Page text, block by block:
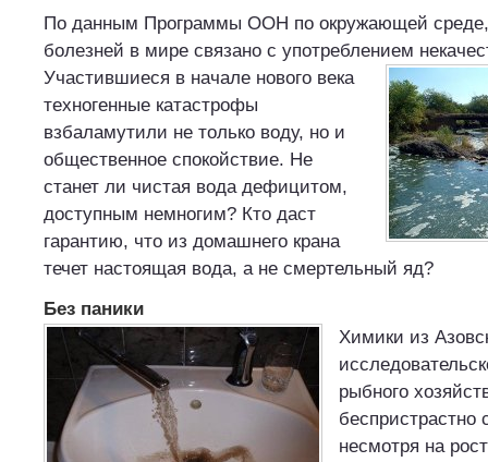
По данным Программы ООН по окружающей среде,
болезней в мире связано с употреблением
Участившиеся в начале нового века
техногенные катастрофы
взбаламутили не только воду, но и
общественное спокойствие. Не
станет ли чистая вода дефицитом,
доступным немногим? Кто даст
гарантию, что из домашнего крана
течет настоящая вода, а не смертельный яд?
Без паники
Химики из
рыбного
беспристрастно
несмотря на